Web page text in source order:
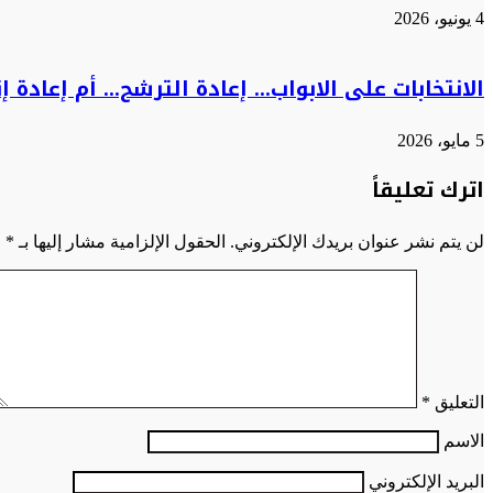
4 يونيو، 2026
الانتخابات على الابواب… إعادة الترشح… أم إعادة
5 مايو، 2026
اترك تعليقاً
لن يتم نشر عنوان بريدك الإلكتروني. الحقول الإلزامية مشار إليها بـ *
التعليق *
الاسم
البريد الإلكتروني